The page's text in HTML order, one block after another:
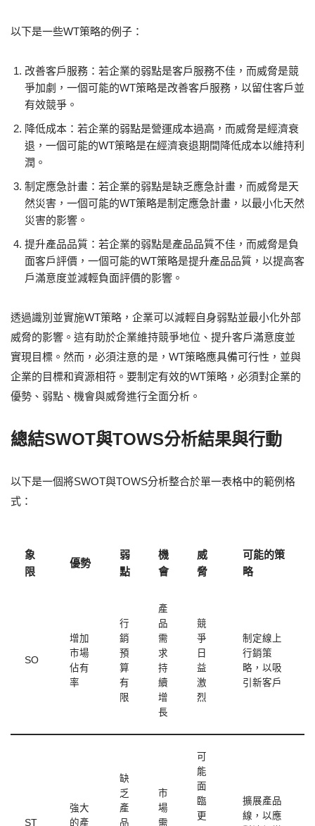
以下是一些WT策略的例子：
改善客戶服務：若企業的弱點是客戶服務不佳，而威脅是競
爭加劇，一個可能的WT策略是改善客戶服務，以留住客戶並
有效競爭。
降低成本：若企業的弱點是營運成本過高，而威脅是經濟衰
退，一個可能的WT策略是在經濟衰退期間降低成本以維持利
潤。
制定應急計畫：若企業的弱點是缺乏應急計畫，而威脅是天
然災害，一個可能的WT策略是制定應急計畫，以最小化天然
災害的影響。
提升產品品質：若企業的弱點是產品品質不佳，而威脅是負
面客戶評價，一個可能的WT策略是提升產品品質，以提高客
戶滿意度並減輕負面評價的影響。
透過識別並實施WT策略，企業可以減輕自身弱點並最小化外部
威脅的影響。這有助於企業維持競爭地位、提升客戶滿意度並
實現目標。然而，必須注意的是，WT策略應具備可行性，並與
企業的目標和資源相符。要制定有效的WT策略，必須對企業的
優勢、弱點、機會與威脅進行全面分析。
總結SWOT與TOWS分析結果與行動
以下是一個將SWOT與TOWS分析整合於單一表格中的範例格
式：
象
限
優勢
弱
點
機
會
威
脅
可能的策
略
SO
增加
市場
佔有
率
行
銷
預
算
有
限
產
品
需
求
持
續
增
長
競
爭
日
益
激
烈
制定線上
行銷策
略，以吸
引新客戶
ST
強大
的產
缺
乏
產
品
市
場
需
可
能
面
臨
更
擴展產品
線，以應